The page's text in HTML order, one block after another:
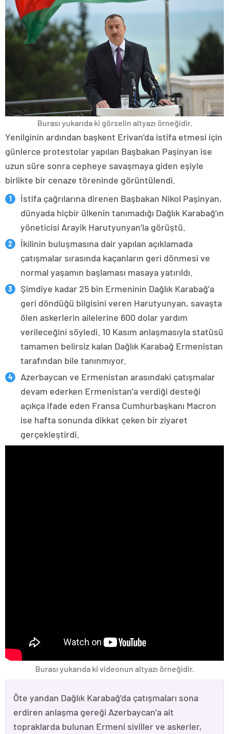
Burası yukarıda ki görselin altyazı örneğidir.
Yenilginin ardından başkent Erivan’da istifa etmesi için
günlerce protestolar yapılan Başbakan Paşinyan ise
uzun süre sonra cepheye savaşmaya giden eşiyle
birlikte bir cenaze töreninde görüntülendi.
İstifa çağrılarına direnen Başbakan Nikol Paşinyan,
dünyada hiçbir ülkenin tanımadığı Dağlık Karabağ’ın
yöneticisi Arayik Harutyunyan’la görüştü.
İkilinin buluşmasına dair yapılan açıklamada
çatışmalar sırasında kaçanların geri dönmesi ve
normal yaşamın başlaması masaya yatırıldı.
Şimdiye kadar 25 bin Ermeninin Dağlık Karabağ’a
geri döndüğü bilgisini veren Harutyunyan, savaşta
ölen askerlerin ailelerine 600 dolar yardım
verileceğini söyledi. 10 Kasım anlaşmasıyla statüsü
tamamen belirsiz kalan Dağlık Karabağ Ermenistan
tarafından bile tanınmıyor.
Azerbaycan ve Ermenistan arasındaki çatışmalar
devam ederken Ermenistan’a verdiği desteği
açıkça ifade eden Fransa Cumhurbaşkanı Macron
ise hafta sonunda dikkat çeken bir ziyaret
gerçekleştirdi.
Burası yukarıda ki videonun altyazı örneğidir.
Öte yandan Dağlık Karabağ’da çatışmaları sona
erdiren anlaşma gereği Azerbaycan’a ait
topraklarda bulunan Ermeni siviller ve askerler,